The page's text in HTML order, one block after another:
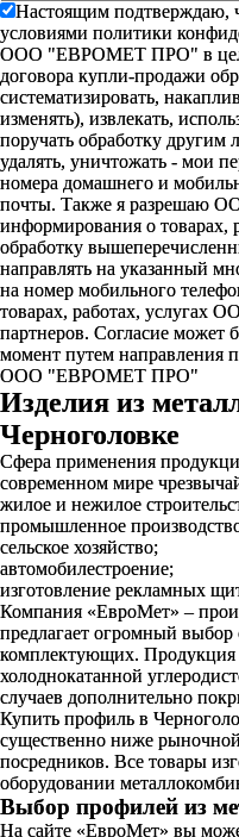
Настоящим подтверждаю,
условиями политики
ООО "ЕВРОМЕТ ПРО" в
договора купли-продажи
систематизировать,
изменять), извлекать,
поручать обработку другим
удалять, уничтожать - мои
номера домашнего и
почты. Также я разрешаю
информирования о товарах,
обработку
направлять на указанный
на номер мобильного
товарах, работах,
партнеров. Согласие может
момент путем направления
ООО "ЕВРОМЕТ ПРО"
Изделия из
Черноголовке
Сфера применения
современном мире
жилое и нежилое
промышленное
сельское хозяйство;
автомобилестроение;
изготовление рекламных
Компания «ЕвроМет» –
предлагает огромный выбор
комплектующих. Продукция
холоднокатанной
случаев дополнительно
Купить профиль в
существенно ниже
посредников. Все товары
оборудовании
Выбор профилей из
На сайте «ЕвроМет» вы